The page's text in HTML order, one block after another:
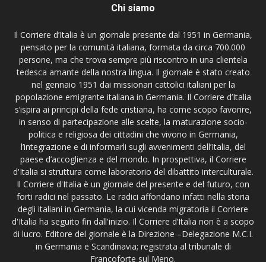
Chi siamo
Il Corriere d’Italia è un giornale presente dal 1951 in Germania,
pensato per la comunità italiana, formata da circa 700.000
persone, ma che trova sempre più riscontro in una clientela
tedesca amante della nostra lingua. Il giornale è stato creato
nel gennaio 1951 dai missionari cattolici italiani per la
popolazione emigrante italiana in Germania. Il Corriere d’Italia
s’ispira ai principi della fede cristiana, ha come scopo favorire,
in senso di partecipazione alle scelte, la maturazione socio-
politica e religiosa dei cittadini che vivono in Germania,
l’integrazione e di informarli sugli avvenimenti dell’Italia, del
paese d’accoglienza e del mondo. In prospettiva, il Corriere
d'Italia si struttura come laboratorio del dibattito interculturale.
Il Corriere d'Italia è un giornale del presente e del futuro, con
forti radici nel passato. Le radici affondano infatti nella storia
degli italiani in Germania, la cui vicenda migratoria il Corriere
d'Italia ha seguito fin dall'inizio. Il Corriere d’Italia non è a scopo
di lucro. Editore del giornale è la Direzione –Delegazione M.C.I.
in Germania e Scandinavia; registrata al tribunale di
Francoforte sul Meno.